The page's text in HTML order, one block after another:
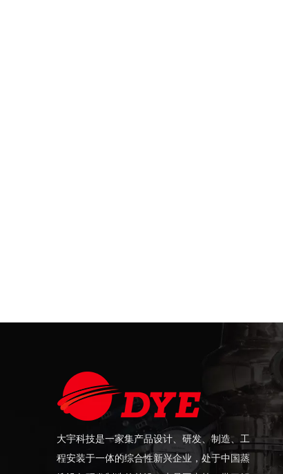
大宇科技是一家集产品设计、研发、制造、工
程安装于一体的综合性新兴企业，处于中国蒸